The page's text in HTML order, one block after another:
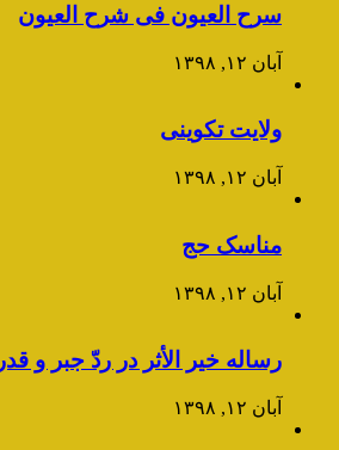
سرح العیون فی شرح العیون
آبان ۱۲, ۱۳۹۸
ولایت تکوینی
آبان ۱۲, ۱۳۹۸
مناسک حج
آبان ۱۲, ۱۳۹۸
رساله خیر الأثر در ردّ جبر و قدر
آبان ۱۲, ۱۳۹۸